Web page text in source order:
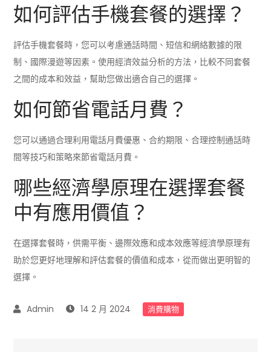
如何評估手機套餐的選擇？
評估手機套餐時，您可以考慮通話時間、短信和網絡數據的限
制、國際漫遊等因素。使用經濟效益分析的方法，比較不同套餐
之間的成本和效益，幫助您做出適合自己的選擇。
如何節省電話月費？
您可以通過合理利用電話月費優惠、合約期限、合理控制通話時
間等技巧和策略來節省電話月費。
哪些經濟學原理在選擇套餐
中有應用價值？
在選擇套餐時，供需平衡、邊際效應和成本效應等經濟學原理有
助於您更好地理解和評估套餐的價值和成本，從而做出更明智的
選擇。
14 2 月 2024 消費購物